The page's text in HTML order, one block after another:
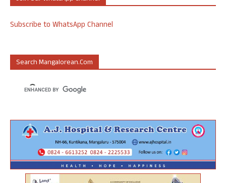
Subscribe to WhatsApp Channel
Search Mangalorean.com